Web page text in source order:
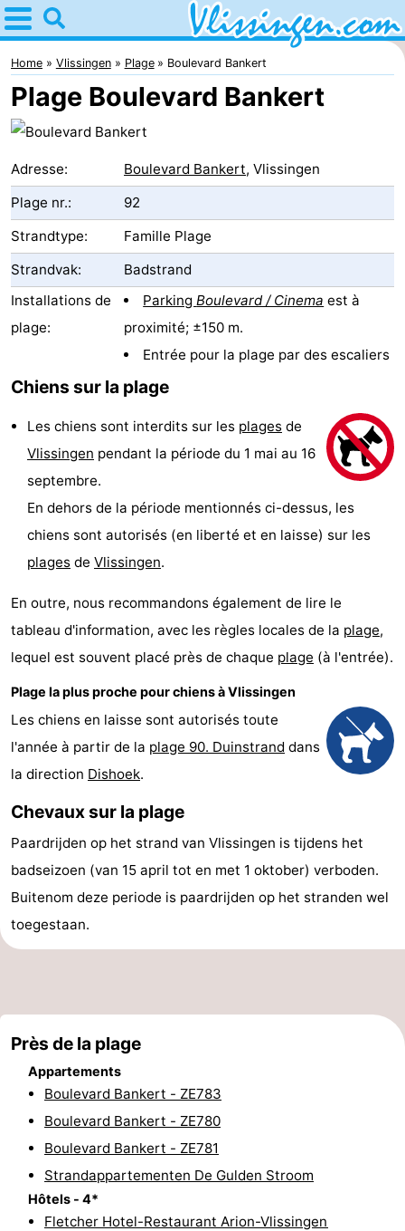
Home
Vlissingen
Astuces
Avec
les
enfants
Passer
la
nuit
Appartements
-
Martina
Campings
d'hôtes
Chaumières
-
Galgewei
Vlissingen
Zeeland
Vebenabos
-
Last
minutes
Plages
et
faire
Lieux
d'intérêt
-
Musées
-
de
vue
-
Terrains
Aires
jeux
Villages
Home Vlissingen Plage Boulevard Bankert
Plage Boulevard Bankert
Adresse: Boulevard Bankert, Vlissingen
Plage nr.:
92
Strandtype:
Famille Plage
Strandvak:
Badstrand
Installations de
plage:
ParkingBoulevard / Cinema est à
proximité; ±150 m.
Entrée pour la plage par des escaliers
Chiens sur la plage
Les chiens sont interdits sur les plages de
Vlissingen pendant la période du 1 mai au 16
septembre.
En dehors de la période mentionnés ci-dessus, les
chiens sont autorisés (en liberté et en laisse) sur les
plages de Vlissingen.
En outre, nous recommandons également de lire le
tableau d'information, avec les règles locales de la plage,
lequel est souvent placé près de chaque plage (à l'entrée).
Plage la plus proche pour chiens à Vlissingen
Les chiens en laisse sont autorisés toute
l'année à partir de la plage 90. Duinstrand dans
la direction Dishoek.
Chevaux sur la plage
Paardrijden op het strand van Vlissingen is tijdens het
badseizoen (van 15 april tot en met 1 oktober) verboden.
Buitenom deze periode is paardrijden op het stranden wel
toegestaan.
Près de la plage
Appartements
Boulevard Bankert - ZE783
Boulevard Bankert - ZE780
Boulevard Bankert - ZE781
Strandappartementen De Gulden Stroom
Hôtels - 4*
Fletcher Hotel-Restaurant Arion-Vlissingen